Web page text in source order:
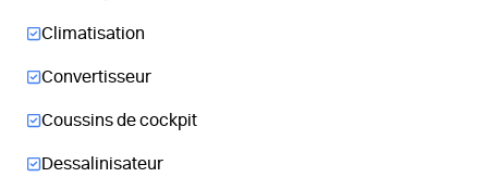
Climatisation
Convertisseur
Coussins de cockpit
Dessalinisateur